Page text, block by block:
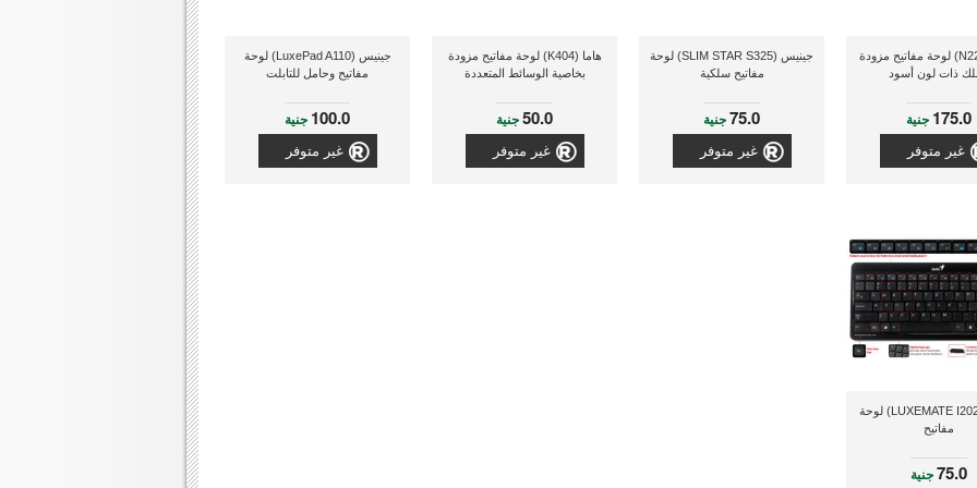
رابو (N2210) لوحة مفاتيح مزودة
ذات لون أسود
175.0 جنية
غير متوفر
جينيس (SLIM STAR S325) لوحة
مفاتيح سلكية
75.0جنية
غير متوفر
هاما (K404) لوحة مفاتيح مزودة
بخاصية الوسائط المتعددة
50.0جنية
غير متوفر
جينيس (LuxePad A110) لوحة
مفاتيح وحامل للتابلت
100.0 جنية
غير متوفر
جينيس (LUXEMATE I202) لوحة
مفاتيح
75.0جنية